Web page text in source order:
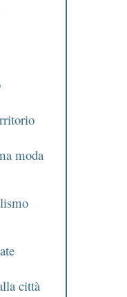
moda
città